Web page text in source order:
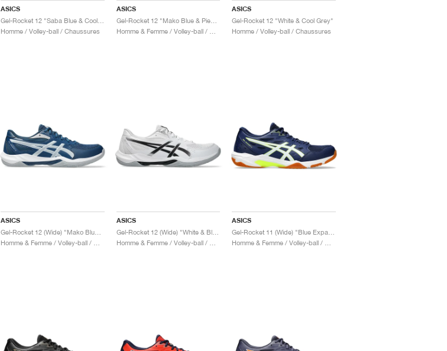
ASICS
Gel-Rocket 12 "Saba Blue & Cool Grey"
Homme / Volley-ball / Chaussures
ASICS
Gel-Rocket 12 "Mako Blue & Piedmont Grey"
ASICS
Gel-Rocket 12 "White & Cool Grey"
Homme / Volley-ball / Chaussures
ASICS
Gel-Rocket 12 (Wide) "Mako Blue & Piedmont Grey"
ASICS
Gel-Rocket 12 (Wide) "White & Black"
ASICS